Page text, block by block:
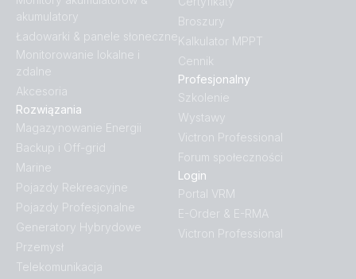
akumulatory
Ładowarki & panele słoneczne
Monitorowanie lokalne i
zdalne
Akcesoria
Rozwiązania
Magazynowanie Energii
Backup i Off-grid
Marine
Pojazdy Rekreacyjne
Pojazdy Profesjonalne
Generatory Hybrydowe
Przemysł
Telekomunikacja
Broszury
Kalkulator MPPT
Cennik
Profesjonalny
Szkolenie
Wystawy
Victron Professional
Forum społeczności
Login
Portal VRM
E-Order & E-RMA
Victron Professional